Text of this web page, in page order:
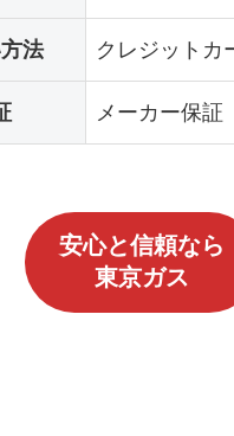
法 クレジットカ
メーカー保
安心と信頼なら
東京ガス